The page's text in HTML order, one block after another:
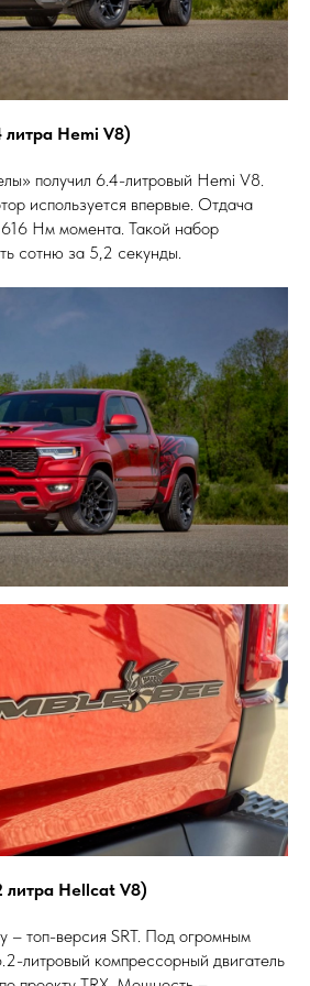
литра Hemi V8)
получил 6.4-литровый Hemi V8.
используется впервые. Отдача
616 Нм момента. Такой набор
сотню за 5,2 секунды.
литра Hellcat V8)
– топ-версия SRT. Под огромным
литровый компрессорный двигатель